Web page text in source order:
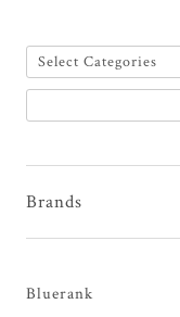
Brands
Bluerank